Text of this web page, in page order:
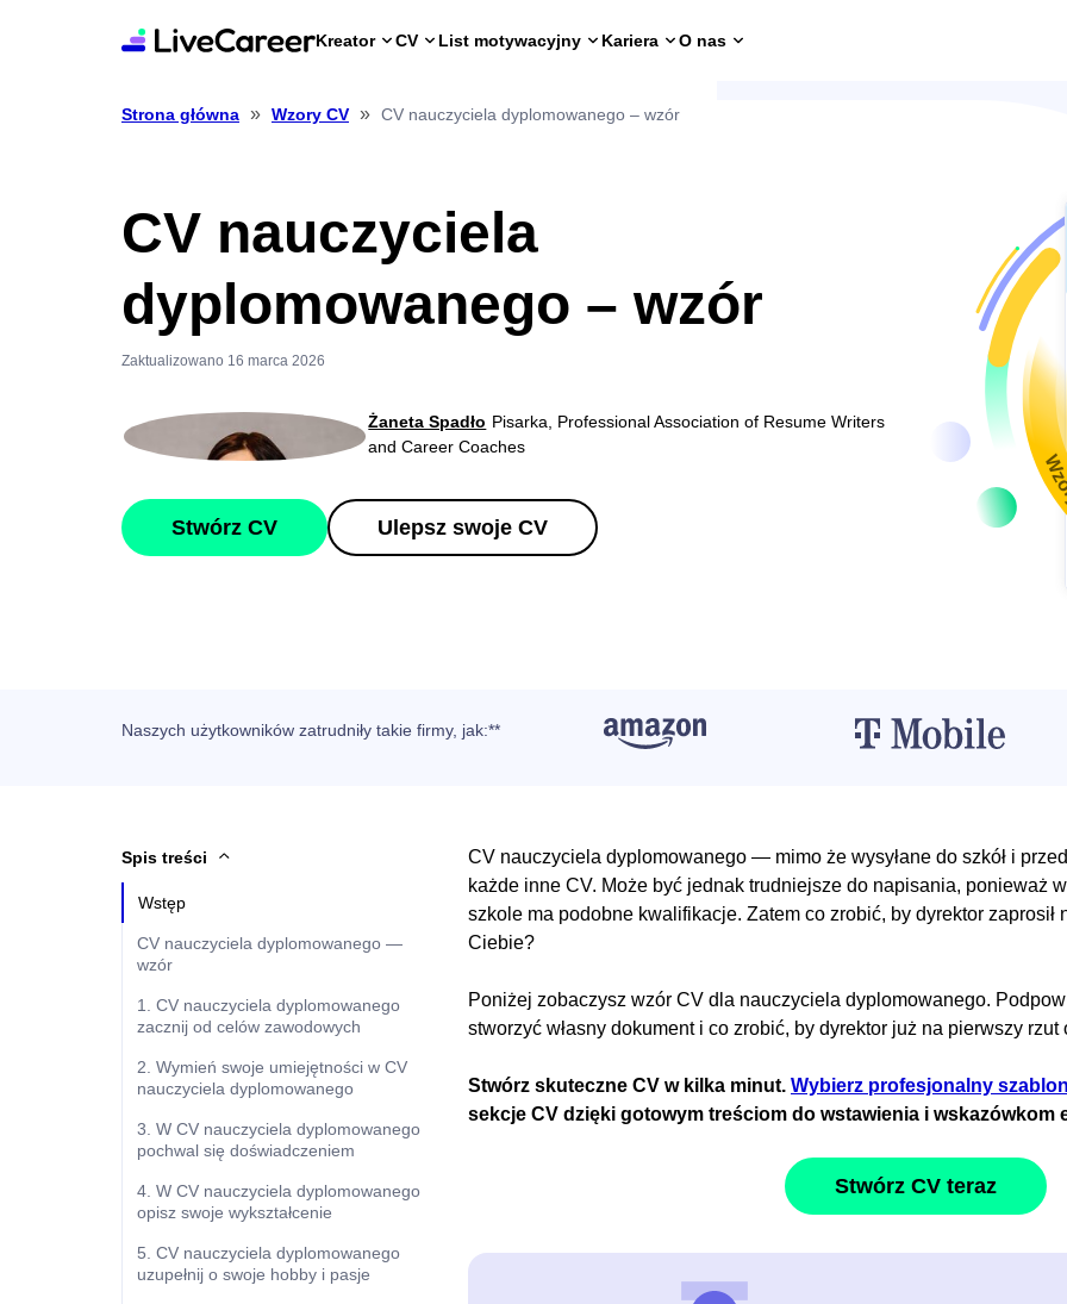
Kreator CV List motywacyjny Kariera O nas
Strona główna » Wzory CV » CV nauczyciela dyplomowanego – wzór
CV nauczyciela
dyplomowanego – wzór
Zaktualizowano 16 marca 2026
Żaneta Spadło Pisarka, Professional Association of Resume Writers
and Career Coaches
Stwórz CV Ulepsz swoje CV
Naszych użytkowników zatrudniły takie firmy, jak:**
Spis treści
Wstęp
CV nauczyciela dyplomowanego —
wzór
1. CV nauczyciela dyplomowanego
zacznij od celów zawodowych
2. Wymień swoje umiejętności w CV
nauczyciela dyplomowanego
3. W CV nauczyciela dyplomowanego
pochwal się doświadczeniem
4. W CV nauczyciela dyplomowanego
opisz swoje wykształcenie
5. CV nauczyciela dyplomowanego
uzupełnij o swoje hobby i pasje
CV nauczyciela dyplomowanego — mimo że wysyłane do szkół i
każde inne CV. Może być jednak trudniejsze do napisania, ponieważ
szkole ma podobne kwalifikacje. Zatem co zrobić, by dyrektor zaprosił
Ciebie?
Poniżej zobaczysz wzór CV dla nauczyciela dyplomowanego.
stworzyć własny dokument i co zrobić, by dyrektor już na pierwszy rzut
Stwórz skuteczne CV w kilka minut. Wybierz profesjonalny
sekcje CV dzięki gotowym treściom do wstawienia i wskazówkom
Stwórz CV teraz